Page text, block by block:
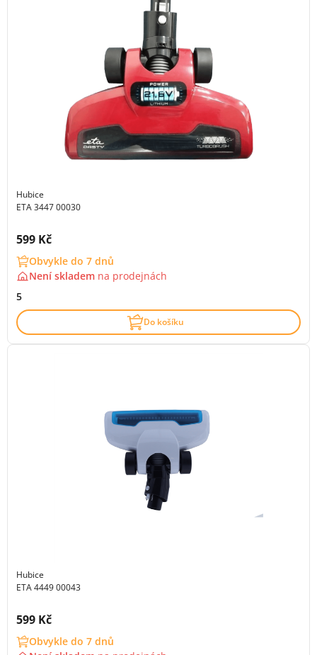
Hubice
ETA 3447 00030
Cena s DPH:
599 Kč
Obvykle do 7 dnů
Není skladem na prodejnách
5
Do košíku
Hubice
ETA 4449 00043
Cena s DPH:
599 Kč
Obvykle do 7 dnů